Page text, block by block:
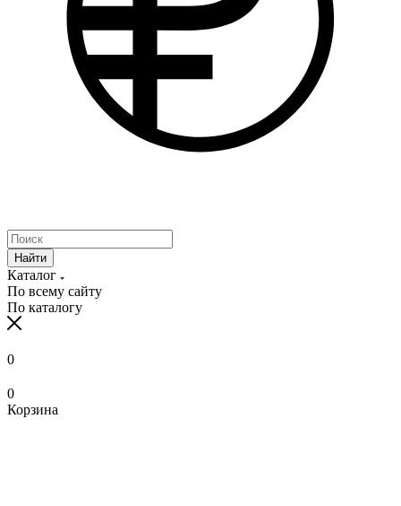
Найти
Каталог
По всему сайту
По каталогу
0
0
Корзина